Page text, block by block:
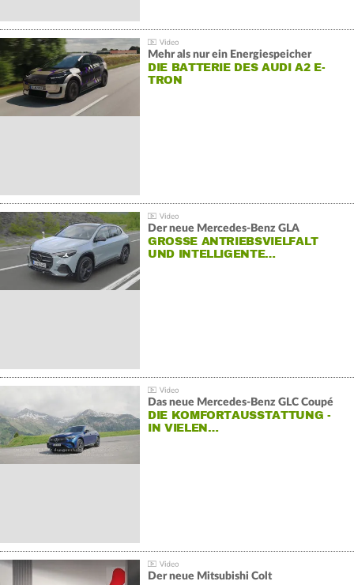
Mehr als nur ein Energiespeicher
DIE BATTERIE DES AUDI A2 E-
TRON
Der neue Mercedes-Benz GLA
GROSSE ANTRIEBSVIELFALT U
ND INTELLIGENTE…
Das neue Mercedes-Benz GLC Coupé
DIE KOMFORTAUSSTATTUNG -
IN VIELEN…
Der neue Mitsubishi Colt